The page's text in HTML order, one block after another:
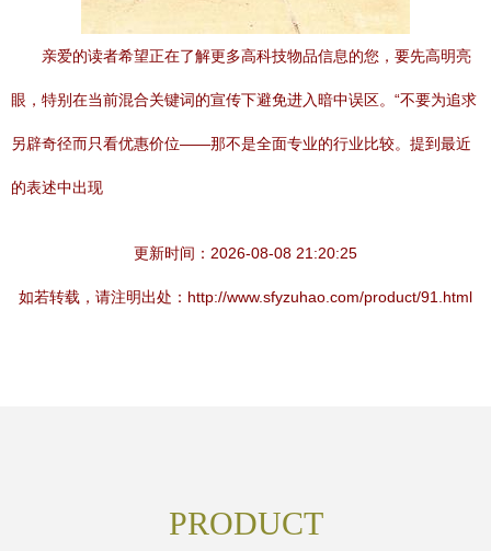
亲爱的读者希望正在了解更多高科技物品信息的您，要先高明亮
眼，特别在当前混合关键词的宣传下避免进入暗中误区。“不要为追求
另辟奇径而只看优惠价位——那不是全面专业的行业比较。提到最近
的表述中出现
更新时间：2026-08-08 21:20:25
如若转载，请注明出处：http://www.sfyzuhao.com/product/91.html
PRODUCT